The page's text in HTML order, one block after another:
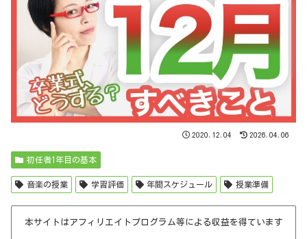
2020.12.04 2026.04.06
初任者1年目の基本
音楽の授業 学習評価 年間スケジュール 授業準備
本サイトはアフィリエイトプログラム等による収益を得ています